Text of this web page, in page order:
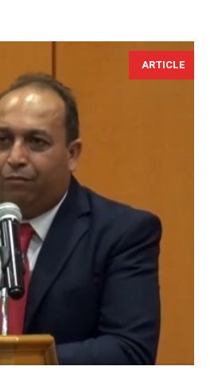
ARTICLE